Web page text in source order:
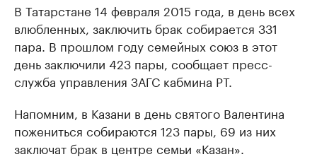
В Татарстане 14 февраля 2015 года, в день всех
влюбленных, заключить брак собирается 331
пара. В прошлом году семейных союз в этот
день заключили 423 пары, сообщает пресс-
служба управления ЗАГС кабмина РТ.
Напомним, в Казани в день святого Валентина
пожениться собираются 123 пары, 69 из них
заключат брак в центре семьи «Казан».